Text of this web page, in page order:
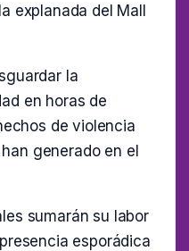
explanada del Mall
la
en horas de
de violencia
generado en el
sumarán su labor
esporádica